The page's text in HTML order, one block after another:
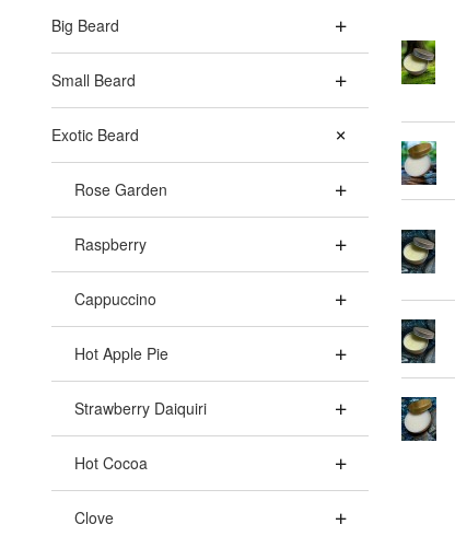
Big Beard
Small Beard
Exotic Beard
Rose Garden
Raspberry
Cappuccino
Hot Apple Pie
Strawberry Daiquiri
Hot Cocoa
Clove